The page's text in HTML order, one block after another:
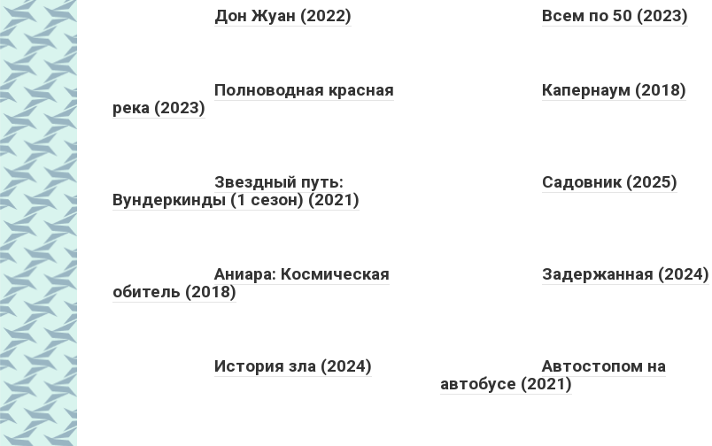
Дон Жуан (2022) Всем по 50 (2023)
Полноводная красная
река (2023)
Капернаум (2018)
Звездный путь:
Вундеркинды (1 сезон) (2021)
Садовник (2025)
Аниара: Космическая
обитель (2018)
Задержанная (2024)
История зла (2024)
Автостопом на
автобусе (2021)